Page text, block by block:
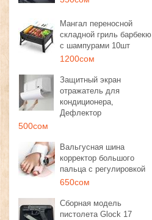
Мангал переносной
складной гриль барбекю
с шампурами 10шт
1200сом
Защитный экран
отражатель для
кондиционера,
Дефлектор
500сом
Вальгусная шина
корректор большого
пальца с регулировкой
650сом
Сборная модель
пистолета Glock 17